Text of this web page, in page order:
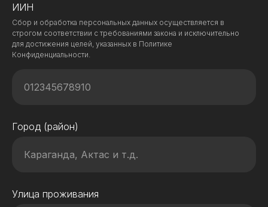
ИИН
Сбор и обработка персональных данных осуществляется в
строгом соответствии с требованиями закона и исключительно
для достижения целей, указанных в Политике
Конфиденциальности.
Город (район)
Улица проживания